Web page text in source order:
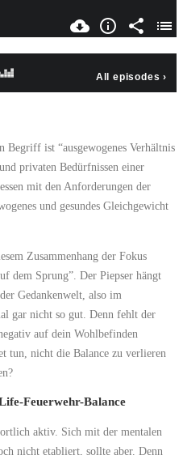
Begriff ist “ausgewogenes Verhältnis
privaten Bedürfnissen einer
mit den Anforderungen der
und gesundes Gleichgewicht
Zusammenhang der Fokus
dem Sprung”. Der Piepser hängt
Gedankenwelt, also im
gar nicht so gut. Denn fehlt der
auf dein Wohlbefinden
tun, nicht die Balance zu verlieren
Feuerwehr-Balance
aktiv. Sich mit der mentalen
nicht etabliert, sollte aber. Denn